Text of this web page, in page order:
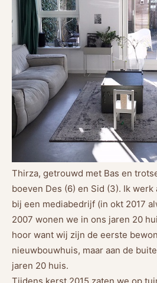
Thirza, getrouwd met Bas en
boeven Des (6) en Sid (3). Ik
bij een mediabedrijf (in okt 2017
2007 wonen we in ons jaren 20
hoor want wij zijn de eerste
nieuwbouwhuis, maar aan de
jaren 20 huis.
Tijdens kerst 2015 zaten we op